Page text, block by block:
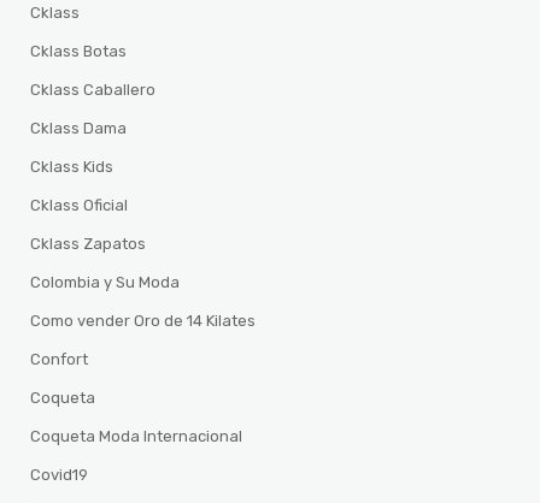
Cklass
Cklass Botas
Cklass Caballero
Cklass Dama
Cklass Kids
Cklass Oficial
Cklass Zapatos
Colombia y Su Moda
Como vender Oro de 14 Kilates
Confort
Coqueta
Coqueta Moda Internacional
Covid19